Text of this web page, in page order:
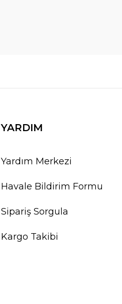
YARDIM
Yardım Merkezi
Havale Bildirim Formu
Sipariş Sorgula
Kargo Takibi